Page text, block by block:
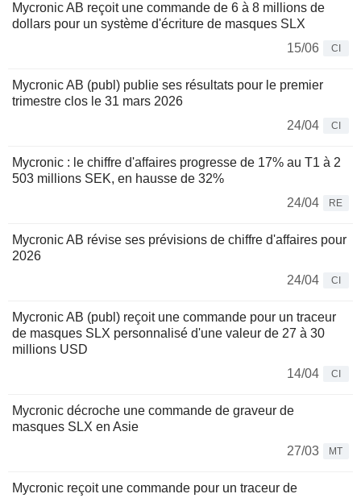
Mycronic AB reçoit une commande de 6 à 8 millions de
dollars pour un système d'écriture de masques SLX
15/06
CI
Mycronic AB (publ) publie ses résultats pour le premier
trimestre clos le 31 mars 2026
24/04
CI
Mycronic : le chiffre d'affaires progresse de 17% au T1 à 2
503 millions SEK, en hausse de 32%
24/04
RE
Mycronic AB révise ses prévisions de chiffre d'affaires pour
2026
24/04
CI
Mycronic AB (publ) reçoit une commande pour un traceur
de masques SLX personnalisé d'une valeur de 27 à 30
millions USD
14/04
CI
Mycronic décroche une commande de graveur de
masques SLX en Asie
27/03
MT
Mycronic reçoit une commande pour un traceur de